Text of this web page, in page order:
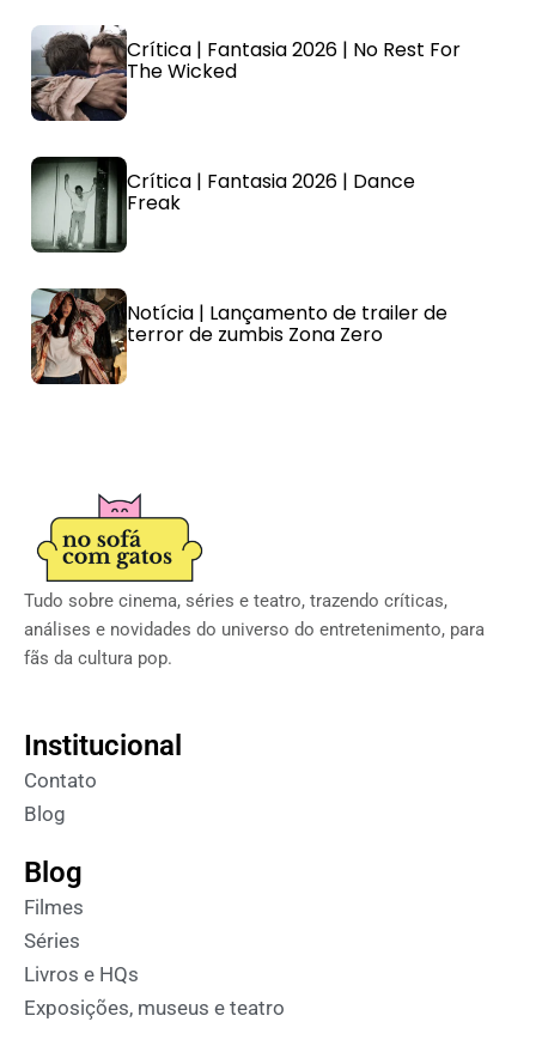
Crítica | Fantasia 2026 | No Rest For
The Wicked
Crítica | Fantasia 2026 | Dance
Freak
Notícia | Lançamento de trailer de
terror de zumbis Zona Zero
Tudo sobre cinema, séries e teatro, trazendo críticas,
análises e novidades do universo do entretenimento, para
fãs da cultura pop.
Institucional
Contato
Blog
Blog
Filmes
Séries
Livros e HQs
Exposições, museus e teatro